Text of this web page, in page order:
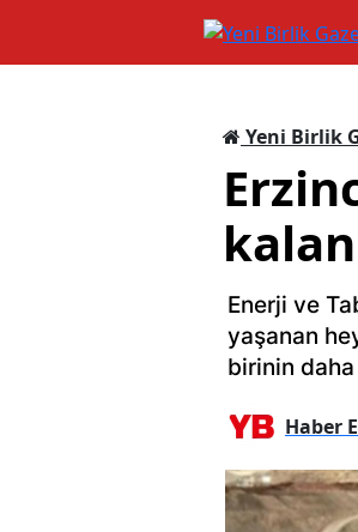
Yeni Birlik
Enerji ve
yaşanan
birinin daha
Haber